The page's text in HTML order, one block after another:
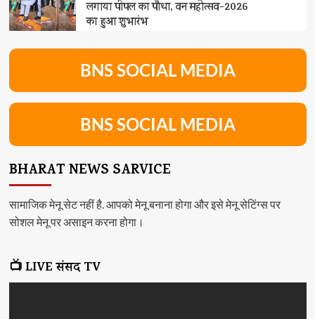
लगाया पीपल का पौधा, वन महोत्सव-2026
का हुआ शुभारंभ
BNS SOCIAL MEDIA
BNS SOCIAL MEDIA
BHARAT NEWS SARVICE
सामाजिक मेनू सेट नहीं है. आपको मेनू बनाना होगा और इसे मेनू सेटिंग्स पर
सोशल मेनू पर असाइन करना होगा।
📺 LIVE संसद TV